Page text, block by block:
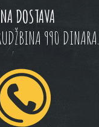
DOSTAVA
990 DINARA.